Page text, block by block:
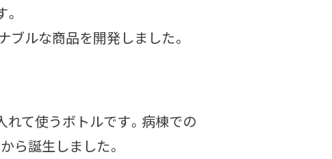
ブルな商品を開発しました。
れて使うボトルです。病棟での
ら誕生しました。